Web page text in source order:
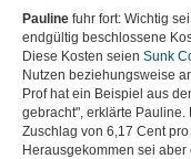
Pauline fuhr fort: Wichtig
endgültig beschlossene
Diese Kosten seien Sunk
Nutzen beziehungsweise
Prof hat ein Beispiel aus
gebracht", erklärte Pauline.
Zuschlag von 6,17 Cent
Herausgekommen sei